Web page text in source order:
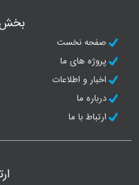
صفحه نخست
پروژه های ما
اخبار و اطلاعات
درباره ما
ارتباط با ما